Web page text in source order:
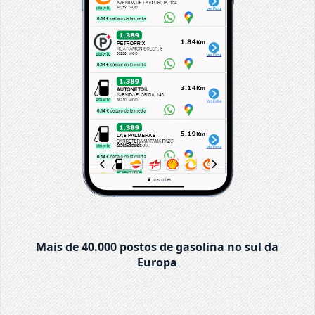
Mais de 40.000 postos de gasolina no sul da
Europa